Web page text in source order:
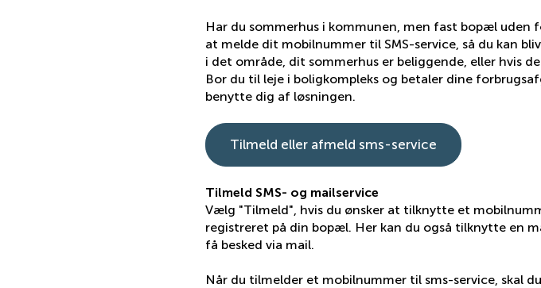
Har du sommerhus i kommunen, men fast bopæl uden
at melde dit mobilnummer til SMS-service, så du kan
i det område, dit sommerhus er beliggende, eller hvis
Bor du til leje i boligkompleks og betaler dine
benytte dig af løsningen.
Tilmeld eller afmeld sms-service
Tilmeld SMS- og mailservice
Vælg "Tilmeld", hvis du ønsker at tilknytte et
registreret på din bopæl. Her kan du også tilknytte en
få besked via mail.
Når du tilmelder et mobilnummer til sms-service, skal